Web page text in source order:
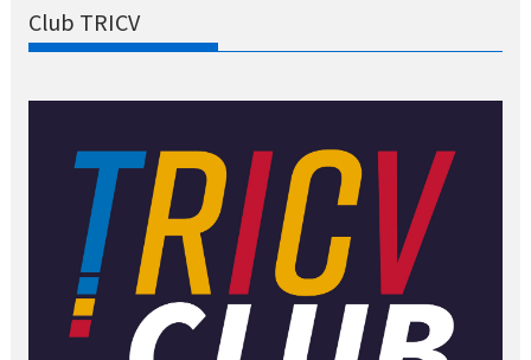
Club TRICV